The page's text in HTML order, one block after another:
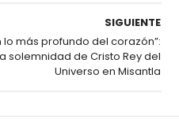
SIGUIENTE
lo más profundo del corazón”:
solemnidad de Cristo Rey del
Universo en Misantla